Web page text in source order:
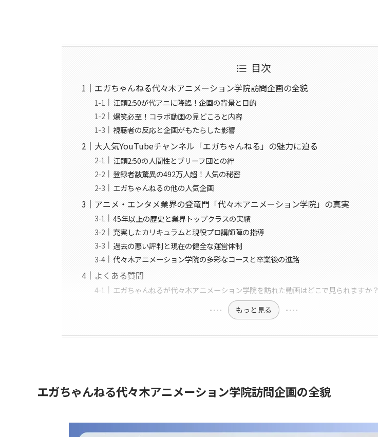
目次
エガちゃんねる代々木アニメーション学院訪問企画の全貌
江頭2:50が代アニに降臨！企画の背景と目的
爆笑必至！コラボ動画の見どころと内容
視聴者の反応と企画がもたらした影響
大人気YouTubeチャンネル「エガちゃんねる」の魅力に迫る
江頭2:50の人間性とブリーフ団との絆
登録者数驚異の492万人超！人気の秘密
エガちゃんねるの他の人気企画
アニメ・エンタメ業界の登竜門「代々木アニメーション学院」の真実
45年以上の歴史と業界トップクラスの実績
充実したカリキュラムと現役プロ講師陣の指導
過去の悪い評判と現在の健全な運営体制
代々木アニメーション学院の多彩なコースと卒業後の進路
よくある質問
エガちゃんねるが代々木アニメーション学院を訪れた動画はどこで見られますか？
もっと見る
エガちゃんねる代々木アニメーション学院訪問企画の全貌